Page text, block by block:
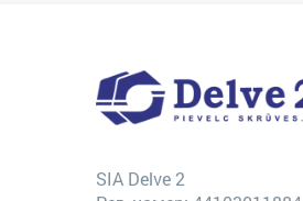
SIA Delve 2